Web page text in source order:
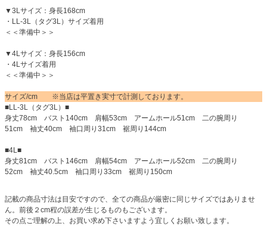
▼3Lサイズ：身長168cm
・LL-3L（タグ3L）サイズ着用
＜＜準備中＞＞
▼4Lサイズ：身長156cm
・4Lサイズ着用
＜＜準備中＞＞
サイズ/cm ※当店は平置き実寸で計測しております。
■LL-3L（タグ3L）■
身丈78cm バスト140cm 肩幅53cm アームホール51cm 二の腕周り
51cm 袖丈40cm 袖口周り31cm 裾周り144cm
■4L■
身丈81cm バスト146cm 肩幅54cm アームホール52cm 二の腕周り
52cm 袖丈40.5cm 袖口周り33cm 裾周り150cm
記載の商品寸法は目安ですので、全ての商品が厳密に同じサイズではありませ
ん。前後２cm程の誤差が生じるものもございます。
その点ご理解の上、お買い求め下さいますよう宜しくお願い致します。